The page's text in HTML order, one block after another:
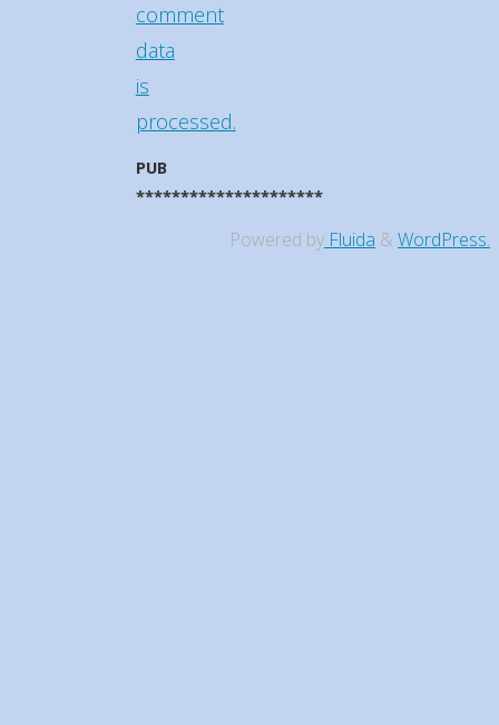
comment
data
is
processed.
PUB
*********************
Powered by Fluida & WordPress.